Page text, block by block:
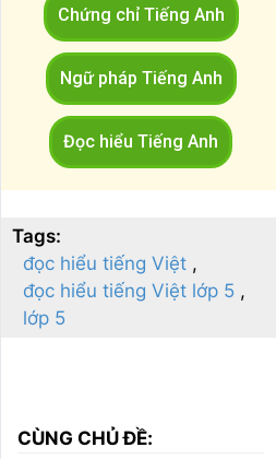
Chứng chỉ Tiếng Anh
Ngữ pháp Tiếng Anh
Đọc hiểu Tiếng Anh
Tags:
đọc hiểu tiếng Việt
đọc hiểu tiếng Việt lớp 5
lớp 5
CÙNG CHỦ ĐỀ: